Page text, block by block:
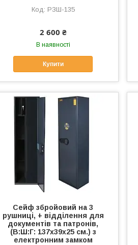
РЗШ-135
2 600 ₴
В наявності
Купити
Сейф збройовий на 3
рушниці, + відділення для
документів та патронів,
(В:Ш:Г: 137х39х25 см.) з
електронним замком